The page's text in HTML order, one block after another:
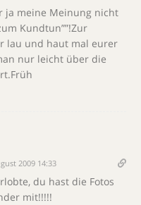
ja meine Meinung nicht
Kundtun””!Zur
lau und haut mal eurer
nur leicht über die
2009 14:33
du hast die Fotos
mit!!!!!